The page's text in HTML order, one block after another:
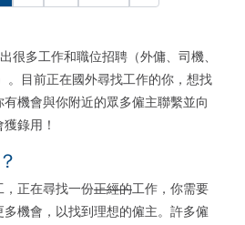
很多工作和職位招聘（外傭、司機、
。目前正在國外尋找工作的你，想找
機會與你附近的眾多僱主聯繫並向
錄用！
，正在尋找一份正經的工作，你需要
機會，以找到理想的僱主。許多僱